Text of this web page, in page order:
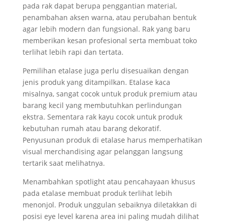
pada rak dapat berupa penggantian material,
penambahan aksen warna, atau perubahan bentuk
agar lebih modern dan fungsional. Rak yang baru
memberikan kesan profesional serta membuat toko
terlihat lebih rapi dan tertata.
Pemilihan etalase juga perlu disesuaikan dengan
jenis produk yang ditampilkan. Etalase kaca
misalnya, sangat cocok untuk produk premium atau
barang kecil yang membutuhkan perlindungan
ekstra. Sementara rak kayu cocok untuk produk
kebutuhan rumah atau barang dekoratif.
Penyusunan produk di etalase harus memperhatikan
visual merchandising agar pelanggan langsung
tertarik saat melihatnya.
Menambahkan spotlight atau pencahayaan khusus
pada etalase membuat produk terlihat lebih
menonjol. Produk unggulan sebaiknya diletakkan di
posisi eye level karena area ini paling mudah dilihat